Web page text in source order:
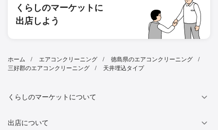
くらしのマーケットに
出店しよう
ホーム エアコンクリーニング
徳島県のエアコンクリーニング
三好郡のエアコンクリーニング
天井埋込タイプ
くらしのマーケットについて
出店について